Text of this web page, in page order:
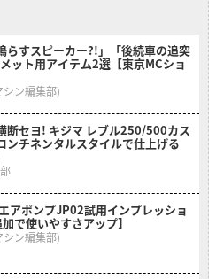
らすスピーカー?!」「後続車の追突
ット用アイテム2選【東京MCショ
シン編集部)
断セヨ! キジマ レブル250/500カス
ンチネンタルスタイルで仕上げる
アポンプJP02試用インプレッショ
で使いやすさアップ】
ン編集部)